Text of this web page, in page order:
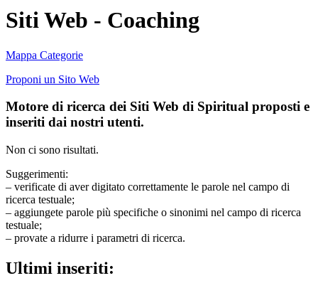
Siti Web - Coaching
Mappa Categorie
Proponi un Sito Web
Motore di ricerca dei Siti Web di Spiritual proposti e
inseriti dai nostri utenti.
Non ci sono risultati.
Suggerimenti:
– verificate di aver digitato correttamente le parole nel campo di
ricerca testuale;
– aggiungete parole più specifiche o sinonimi nel campo di ricerca
testuale;
– provate a ridurre i parametri di ricerca.
Ultimi inseriti: